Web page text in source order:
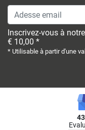
Adesse email
Inscrivez-vous à
€ 10,00 *
* Utilisable à partir d'une